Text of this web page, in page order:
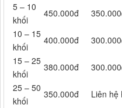
5 – 10
khối
450.000đ
10 – 15
khối
400.000đ
15 – 25
khối
380.000đ
25 – 50
khối
350.000đ Liên hệ